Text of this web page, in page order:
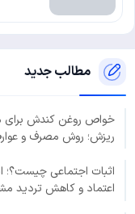
مطالب جدید
خواص روغن کندش برای
ریزش؛ روش مصرف و
اعتماد و کاهش تردید